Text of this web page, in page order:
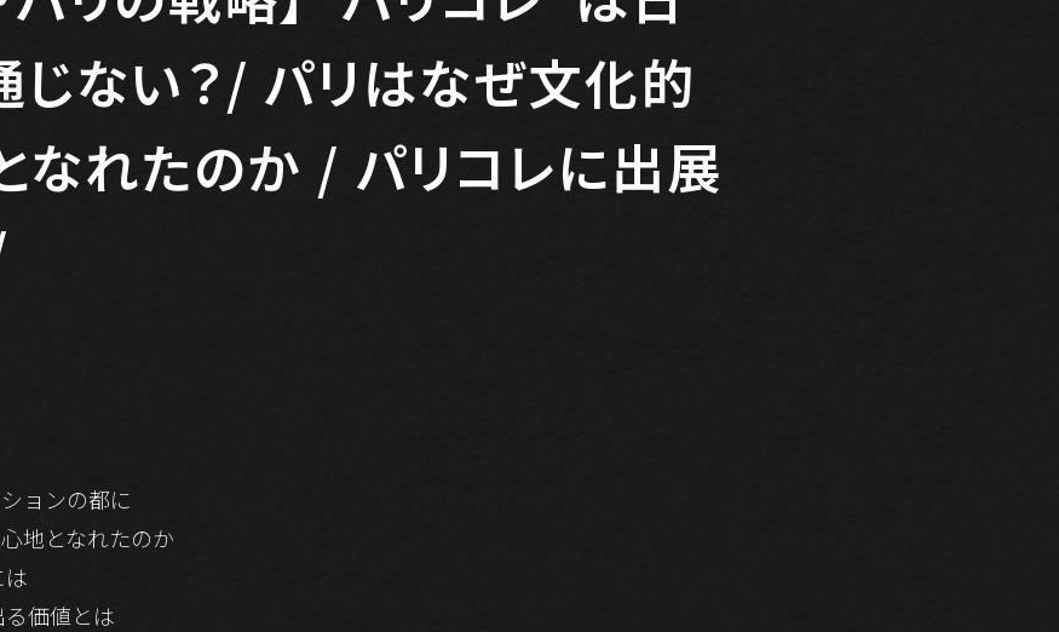
じない？/ パリはなぜ文化的
なれたのか / パリコレに出展
ョンの都に
地となれたのか
は
る価値とは